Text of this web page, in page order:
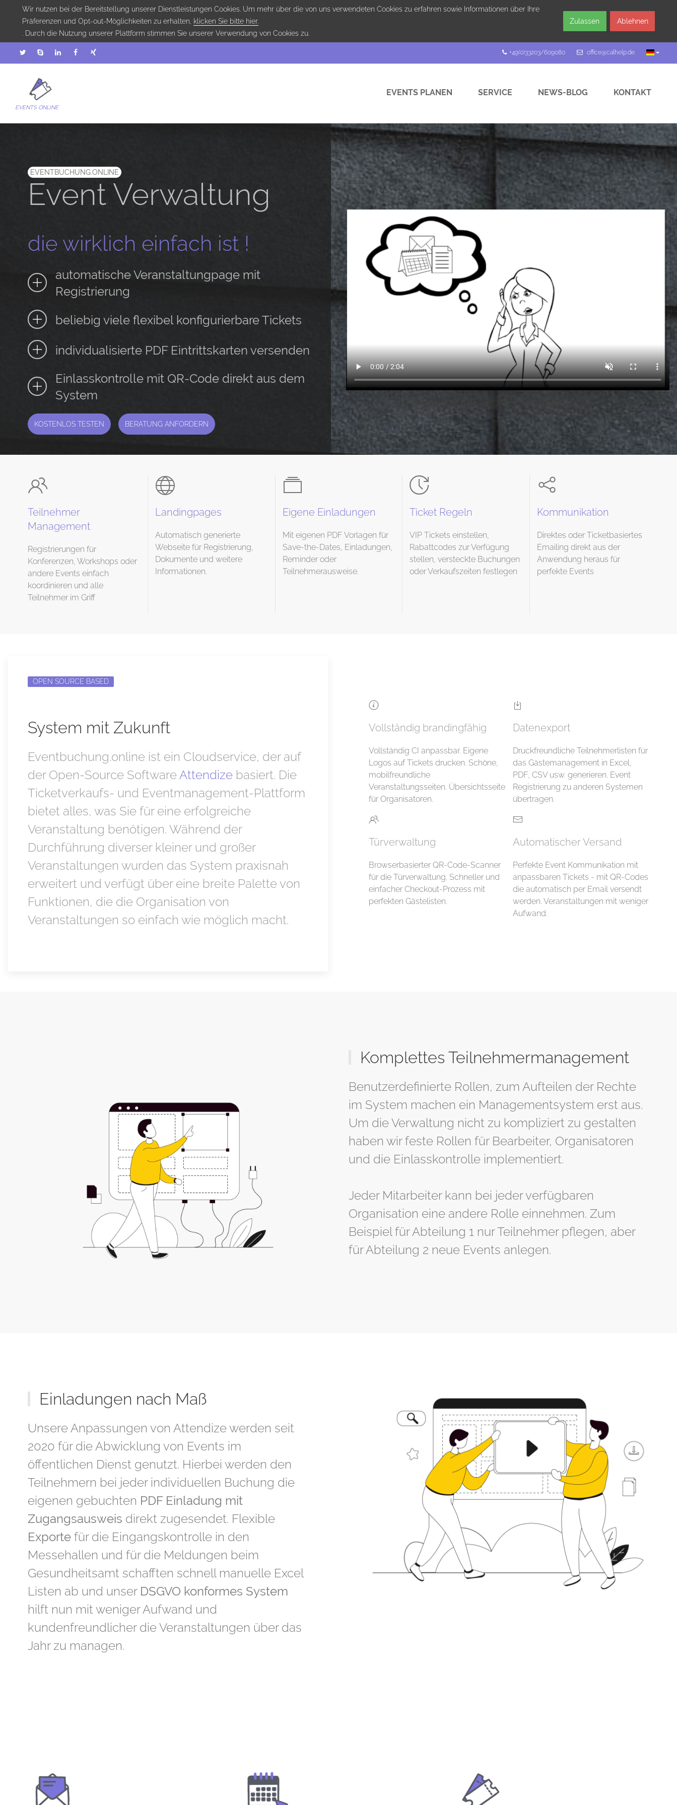
Wir nutzen bei der Bereitstellung unserer Dienstleistungen Cookies. Um mehr über die von uns verwendeten Cookies zu erfahren sowie Informationen über Ihre
Präferenzen und Opt-out-Möglichkeiten zu erhalten,
klicken Sie bitte hier.
. Durch die Nutzung unserer Plattform stimmen Sie unserer Verwendung von Cookies zu.
Zulassen Ablehnen
+49(0)33203/609080 office@calhelp.de
EVENTS ONLINE
EVENTS PLANEN SERVICE NEWS-BLOG KONTAKT
EVENTBUCHUNG.ONLINE
Event Verwaltung
die wirklich einfach ist !
automatische Veranstaltungpage mit
Registrierung
beliebig viele flexibel konfigurierbare Tickets
individualisierte PDF Eintrittskarten versenden
Einlasskontrolle mit QR-Code direkt aus dem
System
KOSTENLOS TESTEN BERATUNG ANFORDERN
Teilnehmer
Management
Registrierungen für
Konferenzen, Workshops oder
andere Events einfach
koordinieren und alle
Teilnehmer im Griff
Landingpages
Automatisch generierte
Webseite für Registrierung,
Dokumente und weitere
Informationen.
Eigene Einladungen
Mit eigenen PDF Vorlagen für
Save-the-Dates, Einladungen,
Reminder oder
Teilnehmerausweise.
Ticket Regeln
VIP Tickets einstellen,
Rabattcodes zur Verfügung
stellen, versteckte Buchungen
oder Verkaufszeiten festlegen
Kommunikation
Direktes oder Ticketbasiertes
Emailing direkt aus der
Anwendung heraus für
perfekte Events
OPEN SOURCE BASED
System mit Zukunft
Eventbuchung.online ist ein Cloudservice, der auf
der Open-Source Software Attendize basiert. Die
Ticketverkaufs- und Eventmanagement-Plattform
bietet alles, was Sie für eine erfolgreiche
Veranstaltung benötigen. Während der
Durchführung diverser kleiner und großer
Veranstaltungen wurden das System praxisnah
erweitert und verfügt über eine breite Palette von
Funktionen, die die Organisation von
Veranstaltungen so einfach wie möglich macht.
Vollständig brandingfähig
Vollständig CI anpassbar. Eigene
Logos auf Tickets drucken. Schöne,
mobilfreundliche
Veranstaltungsseiten. Übersichtsseite
für Organisatoren.
Datenexport
Druckfreundliche Teilnehmerlisten für
das Gästemanagement in Excel,
PDF, CSV usw. generieren. Event
Registrierung zu anderen Systemen
übertragen.
Türverwaltung
Browserbasierter QR-Code-Scanner
für die Türverwaltung. Schneller und
einfacher Checkout-Prozess mit
perfekten Gästelisten.
Automatischer Versand
Perfekte Event Kommunikation mit
anpassbaren Tickets - mit QR-Codes
die automatisch per Email versendt
werden. Veranstaltungen mit weniger
Aufwand.
Komplettes Teilnehmermanagement
Benutzerdefinierte Rollen, zum Aufteilen der Rechte
im System machen ein Managementsystem erst aus.
Um die Verwaltung nicht zu kompliziert zu gestalten
haben wir feste Rollen für Bearbeiter, Organisatoren
und die Einlasskontrolle implementiert.
Jeder Mitarbeiter kann bei jeder verfügbaren
Organisation eine andere Rolle einnehmen. Zum
Beispiel für Abteilung 1 nur Teilnehmer pflegen, aber
für Abteilung 2 neue Events anlegen.
Einladungen nach Maß
Unsere Anpassungen von Attendize werden seit
2020 für die Abwicklung von Events im
öffentlichen Dienst genutzt. Hierbei werden den
Teilnehmern bei jeder individuellen Buchung die
eigenen gebuchten PDF Einladung mit
Zugangsausweis direkt zugesendet. Flexible
Exporte für die Eingangskontrolle in den
Messehallen und für die Meldungen beim
Gesundheitsamt schafften schnell manuelle Excel
Listen ab und unser DSGVO konformes System
hilft nun mit weniger Aufwand und
kundenfreundlicher die Veranstaltungen über das
Jahr zu managen.